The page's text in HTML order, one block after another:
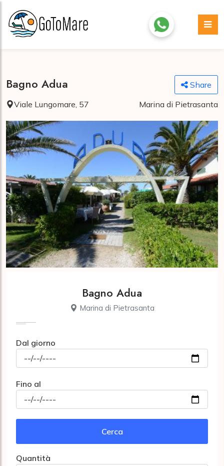
Bagno Adua
Share
Viale Lungomare, 57
Marina di Pietrasanta
Bagno Adua
Marina di Pietrasanta
Dal giorno
Fino al
Cerca
Quantità